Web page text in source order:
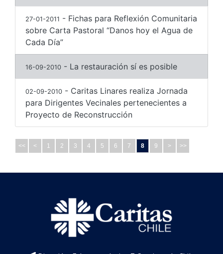
27-01-2011 - Fichas para Reflexión Comunitaria
sobre Carta Pastoral “Danos hoy el Agua de
Cada Día”
16-09-2010 - La restauración sí es posible
02-09-2010 - Caritas Linares realiza Jornada
para Dirigentes Vecinales pertenecientes a
Proyecto de Reconstrucción
<< < 1 2 3 4 5 6 7 8 9 > >>